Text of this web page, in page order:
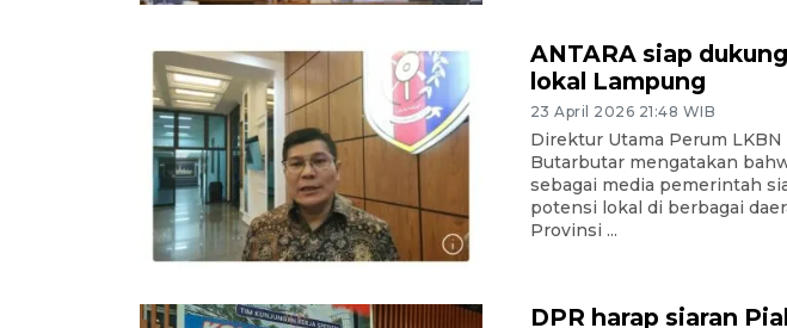
ANTARA siap
lokal Lampung
23 April 2026 21:48 WIB
Direktur Utama Perum LKBN
Butarbutar mengatakan
sebagai media pemerintah
potensi lokal di berbagai
Provinsi ...
DPR harap siaran